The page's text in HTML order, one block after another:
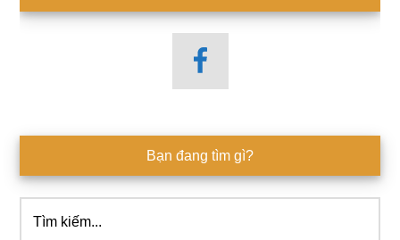
Bạn đang tìm gì?
kiếm...